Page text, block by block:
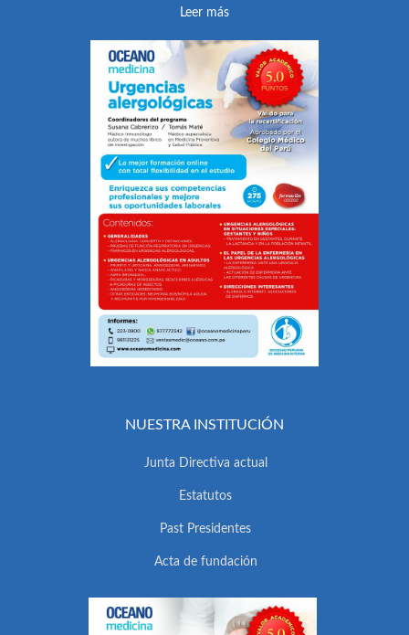
Leer más
NUESTRA INSTITUCIÓN
Junta Directiva actual
Estatutos
Past Presidentes
Acta de fundación